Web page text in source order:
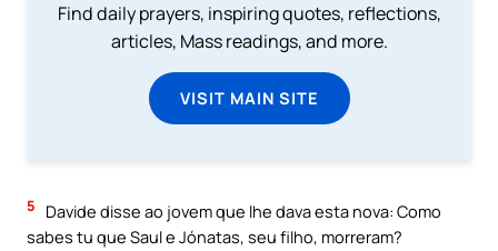
Find daily prayers, inspiring quotes, reflections,
articles, Mass readings, and more.
VISIT MAIN SITE
5
Davide disse ao jovem que lhe dava esta nova: Como
sabes tu que Saul e Jónatas, seu filho, morreram?